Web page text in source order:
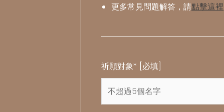
更多常見問題解答，請點擊這裡
祈願對象* [必填]